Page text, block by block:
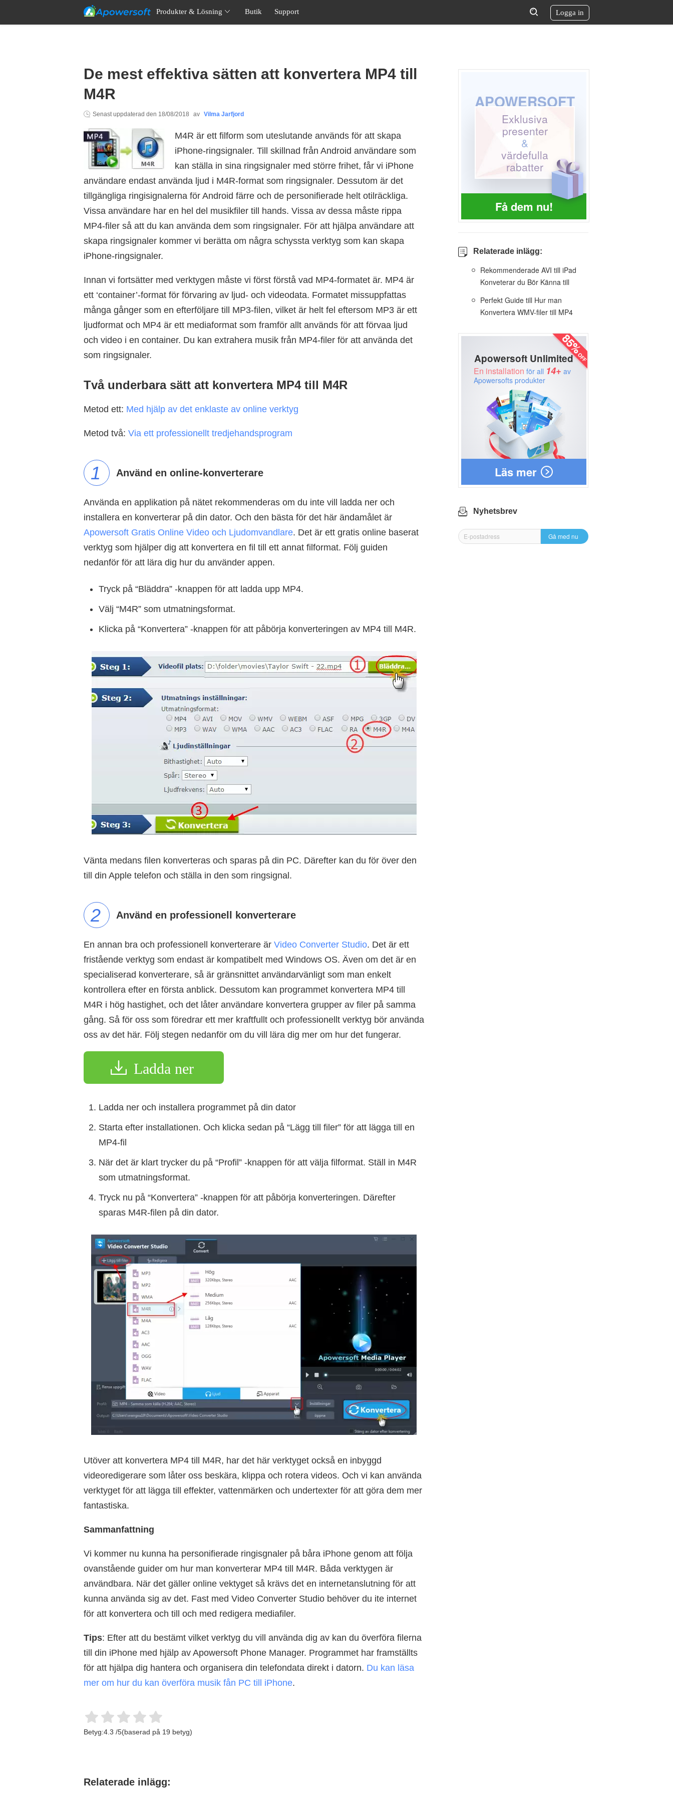
Produkter & Lösning Butik Support Logga in
De mest effektiva sätten att konvertera MP4 till
M4R
Senast uppdaterad den 18/08/2018 av Vilma Jarfjord
M4R är ett filform som uteslutande används för att skapa
iPhone-ringsignaler. Till skillnad från Android användare som
kan ställa in sina ringsignaler med större frihet, får vi iPhone
användare endast använda ljud i M4R-format som ringsignaler. Dessutom är det
tillgängliga ringisignalerna för Android färre och de personifierade helt otilräckliga.
Vissa användare har en hel del musikfiler till hands. Vissa av dessa måste rippa
MP4-filer så att du kan använda dem som ringsignaler. För att hjälpa användare att
skapa ringsignaler kommer vi berätta om några schyssta verktyg som kan skapa
iPhone-ringsignaler.
Innan vi fortsätter med verktygen måste vi först förstå vad MP4-formatet är. MP4 är
ett ‘container’-format för förvaring av ljud- och videodata. Formatet missuppfattas
många gånger som en efterföljare till MP3-filen, vilket är helt fel eftersom MP3 är ett
ljudformat och MP4 är ett mediaformat som framför allt används för att förvaa ljud
och video i en container. Du kan extrahera musik från MP4-filer för att använda det
som ringsignaler.
Två underbara sätt att konvertera MP4 till M4R
Metod ett: Med hjälp av det enklaste av online verktyg
Metod två: Via ett professionellt tredjehandsprogram
1 Använd en online-konverterare
Använda en applikation på nätet rekommenderas om du inte vill ladda ner och
installera en konverterar på din dator. Och den bästa för det här ändamålet är
Apowersoft Gratis Online Video och Ljudomvandlare. Det är ett gratis online baserat
verktyg som hjälper dig att konvertera en fil till ett annat filformat. Följ guiden
nedanför för att lära dig hur du använder appen.
Tryck på “Bläddra” -knappen för att ladda upp MP4.
Välj “M4R” som utmatningsformat.
Klicka på “Konvertera” -knappen för att påbörja konverteringen av MP4 till M4R.
Vänta medans filen konverteras och sparas på din PC. Därefter kan du för över den
till din Apple telefon och ställa in den som ringsignal.
2 Använd en professionell konverterare
En annan bra och professionell konverterare är Video Converter Studio. Det är ett
fristående verktyg som endast är kompatibelt med Windows OS. Även om det är en
specialiserad konverterare, så är gränsnittet användarvänligt som man enkelt
kontrollera efter en första anblick. Dessutom kan programmet konvertera MP4 till
M4R i hög hastighet, och det låter användare konvertera grupper av filer på samma
gång. Så för oss som föredrar ett mer kraftfullt och professionellt verktyg bör använda
oss av det här. Följ stegen nedanför om du vill lära dig mer om hur det fungerar.
Ladda ner
Ladda ner och installera programmet på din dator
Starta efter installationen. Och klicka sedan på “Lägg till filer” för att lägga till en
MP4-fil
När det är klart trycker du på “Profil” -knappen för att välja filformat. Ställ in M4R
som utmatningsformat.
Tryck nu på “Konvertera” -knappen för att påbörja konverteringen. Därefter
sparas M4R-filen på din dator.
Utöver att konvertera MP4 till M4R, har det här verktyget också en inbyggd
videoredigerare som låter oss beskära, klippa och rotera videos. Och vi kan använda
verktyget för att lägga till effekter, vattenmärken och undertexter för att göra dem mer
fantastiska.
Sammanfattning
Vi kommer nu kunna ha personifierade ringisgnaler på båra iPhone genom att följa
ovanstående guider om hur man konverterar MP4 till M4R. Båda verktygen är
användbara. När det gäller online vektyget så krävs det en internetanslutning för att
kunna använda sig av det. Fast med Video Converter Studio behöver du ite internet
för att konvertera och till och med redigera mediafiler.
Tips: Efter att du bestämt vilket verktyg du vill använda dig av kan du överföra filerna
till din iPhone med hjälp av Apowersoft Phone Manager. Programmet har framställts
för att hjälpa dig hantera och organisera din telefondata direkt i datorn. Du kan läsa
mer om hur du kan överföra musik fån PC till iPhone.
Betyg:4.3 /5(baserad på 19 betyg)
Relaterade inlägg:
Få dem nu!
APOWERSOFT
Exklusiva
presenter
&
värdefulla
rabatter
Relaterade inlägg:
Rekommenderade AVI till iPad
Konveterar du Bör Känna till
Perfekt Guide till Hur man
Konvertera WMV-filer till MP4
Läs mer
Apowersoft Unlimited
En installation för all 14+ av
Apowersofts produkter
Nyhetsbrev
Gå med nu